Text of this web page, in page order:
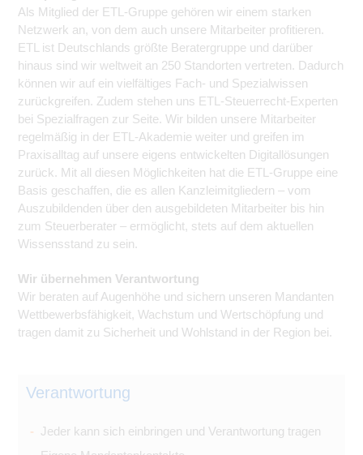
Als Mitglied der ETL-Gruppe gehören wir einem starken
Netzwerk an, von dem auch unsere Mitarbeiter profitieren.
ETL ist Deutschlands größte Beratergruppe und darüber
hinaus sind wir weltweit an 250 Standorten vertreten. Dadurch
können wir auf ein vielfältiges Fach- und Spezialwissen
zurückgreifen. Zudem stehen uns ETL-Steuerrecht-Experten
bei Spezialfragen zur Seite. Wir bilden unsere Mitarbeiter
regelmäßig in der ETL-Akademie weiter und greifen im
Praxisalltag auf unsere eigens entwickelten Digitallösungen
zurück. Mit all diesen Möglichkeiten hat die ETL-Gruppe eine
Basis geschaffen, die es allen Kanzleimitgliedern – vom
Auszubildenden über den ausgebildeten Mitarbeiter bis hin
zum Steuerberater – ermöglicht, stets auf dem aktuellen
Wissensstand zu sein.
Wir übernehmen Verantwortung
Wir beraten auf Augenhöhe und sichern unseren Mandanten
Wettbewerbsfähigkeit, Wachstum und Wertschöpfung und
tragen damit zu Sicherheit und Wohlstand in der Region bei.
Verantwortung
Jeder kann sich einbringen und Verantwortung tragen